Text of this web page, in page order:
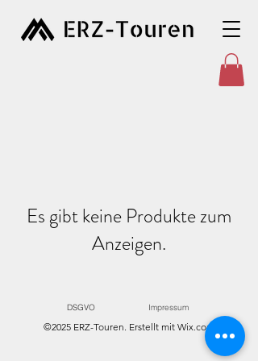
Es gibt keine Produkte zum
Anzeigen.
DSGVO Impressum
©2025 ERZ-Touren. Erstellt mit Wix.com